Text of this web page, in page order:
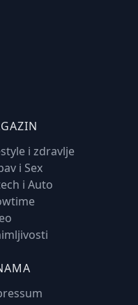
i zdravlje
i Sex
i Auto